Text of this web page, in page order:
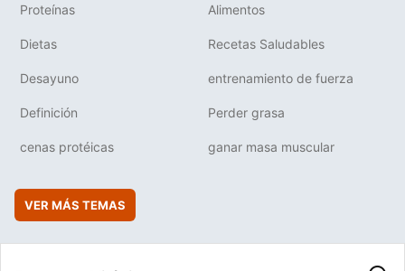
Proteínas Alimentos
Dietas Recetas Saludables
Desayuno entrenamiento de fuerza
Definición Perder grasa
cenas protéicas ganar masa muscular
VER MÁS TEMAS